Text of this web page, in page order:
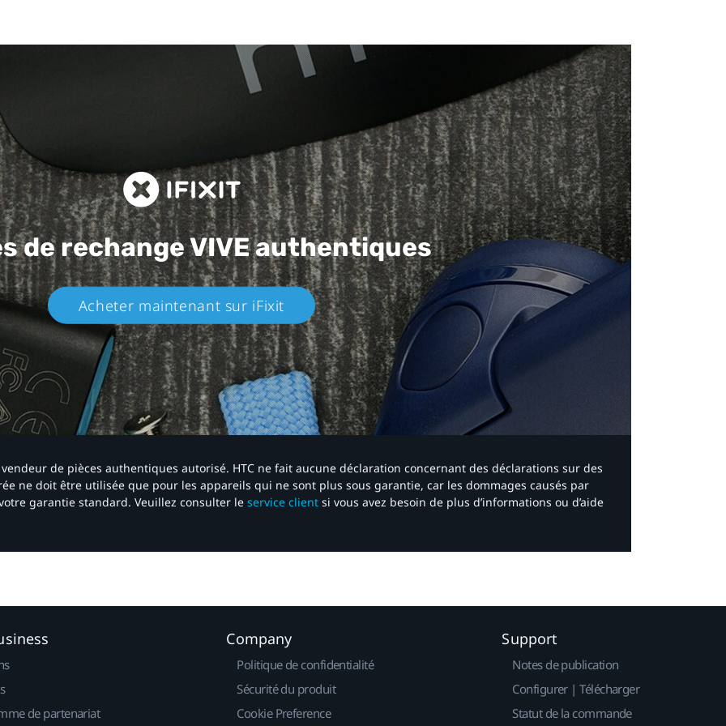
de rechangeVIVE authentiques​
Acheter maintenant sur iFixit​
de pièces authentiques autorisé. HTC ne fait aucune déclaration concernant des déclarations sur des
ne doit être utilisée que pour les appareils qui ne sont plus sous garantie, car les dommages causés par
garantie standard. Veuillez consulter le service client si vous avez besoin de plus d’informations ou d’aide
de partenariat
Company
Politique de confidentialité
Sécurité du produit
Cookie Preference
Support
Notes de publication
Configurer | Télécharger
Statut de la commande